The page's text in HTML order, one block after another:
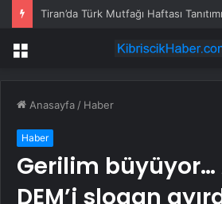
Tiran’da Türk Mutfağı Haftası Tanıtımı
Menü
Anasayfa / Haber
Haber
Gerilim büyüyor…
DEM’i slogan